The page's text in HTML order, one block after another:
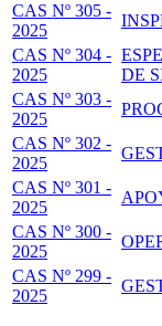
CAS Nº 305 -
2025
CAS Nº 304 -
2025
DE
CAS Nº 303 -
2025
CAS Nº 302 -
2025
CAS Nº 301 -
2025
CAS Nº 300 -
2025
CAS Nº 299 -
2025